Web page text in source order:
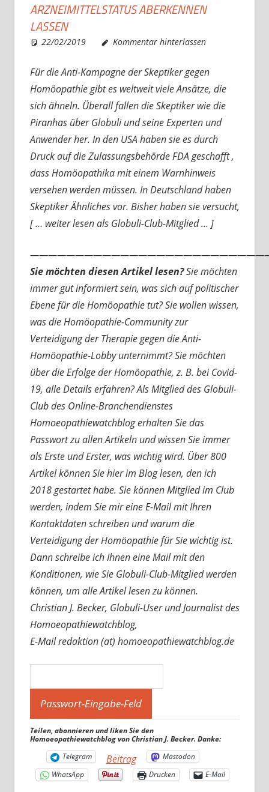
ARZNEIMITTELSTATUS ABERKENNEN
LASSEN
22/02/2019 Christian J. Becker
Allgemein
Kommentar hinterlassen
Für die Anti-Kampagne der Skeptiker gegen
Homöopathie gibt es weltweit viele Ansätze, die
sich ähneln. Überall fallen die Skeptiker wie die
Piranhas über Globuli und seine Experten und
Anwender her. In den USA haben sie es durch
Druck auf die Zulassungsbehörde FDA geschafft ,
dass Homöopathika mit einem Warnhinweis
versehen werden müssen. In Deutschland haben
Skeptiker Ähnliches vor. Bisher haben sie versucht,
[ … weiter lesen als Globuli-Club-Mitglied … ]
Sie möchten diesen Artikel lesen?Sie möchten
immer gut informiert sein, was sich auf politischer
Ebene für die Homöopathie tut? Sie wollen wissen,
was die Homöopathie-Community zur
Verteidigung der Therapie gegen die Anti-
Homöopathie-Lobby unternimmt? Sie möchten
über die Erfolge der Homöopathie, z. B. bei Covid-
19, alle Details erfahren? Als Mitglied des Globuli-
Club des Online-Branchendienstes
Homoeopathiewatchblog erhalten Sie das
Passwort zu allen Artikeln und wissen Sie immer
als Erste und Erster, was wichtig wird. Über 800
Artikel können Sie hier im Blog lesen, den ich
2018 gestartet habe. Sie können Mitglied im Club
werden, indem Sie mir eine E-Mail mit Ihren
Kontaktdaten schreiben und warum die
Verteidigung der Homöopathie für Sie wichtig ist.
Dann schreibe ich Ihnen eine Mail mit den
Konditionen, wie Sie Globuli-Club-Mitglied werden
können, um alle Artikel lesen zu können.
Christian J. Becker, Globuli-User und Journalist des
Homoeopathiewatchblog,
E-Mail redaktion (at) homoeopathiewatchblog.de
Teilen, abonnieren und liken Sie den
Homoeopathiewatchblog von Christian J. Becker. Danke:
Telegram
Beitrag
Mastodon
WhatsApp
Drucken E-Mail